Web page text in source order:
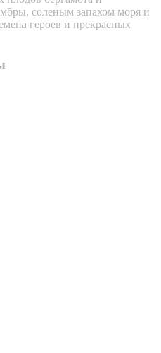
соленым запахом моря и
героев и прекрасных